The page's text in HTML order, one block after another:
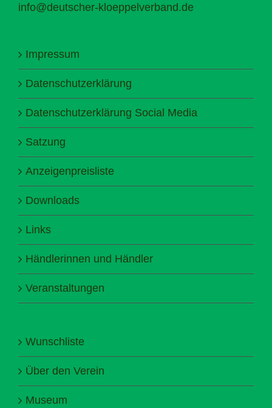
info@deutscher-kloeppelverband.de
Impressum
Datenschutzerklärung
Datenschutzerklärung Social Media
Satzung
Anzeigenpreisliste
Downloads
Links
Händlerinnen und Händler
Veranstaltungen
Wunschliste
Über den Verein
Museum